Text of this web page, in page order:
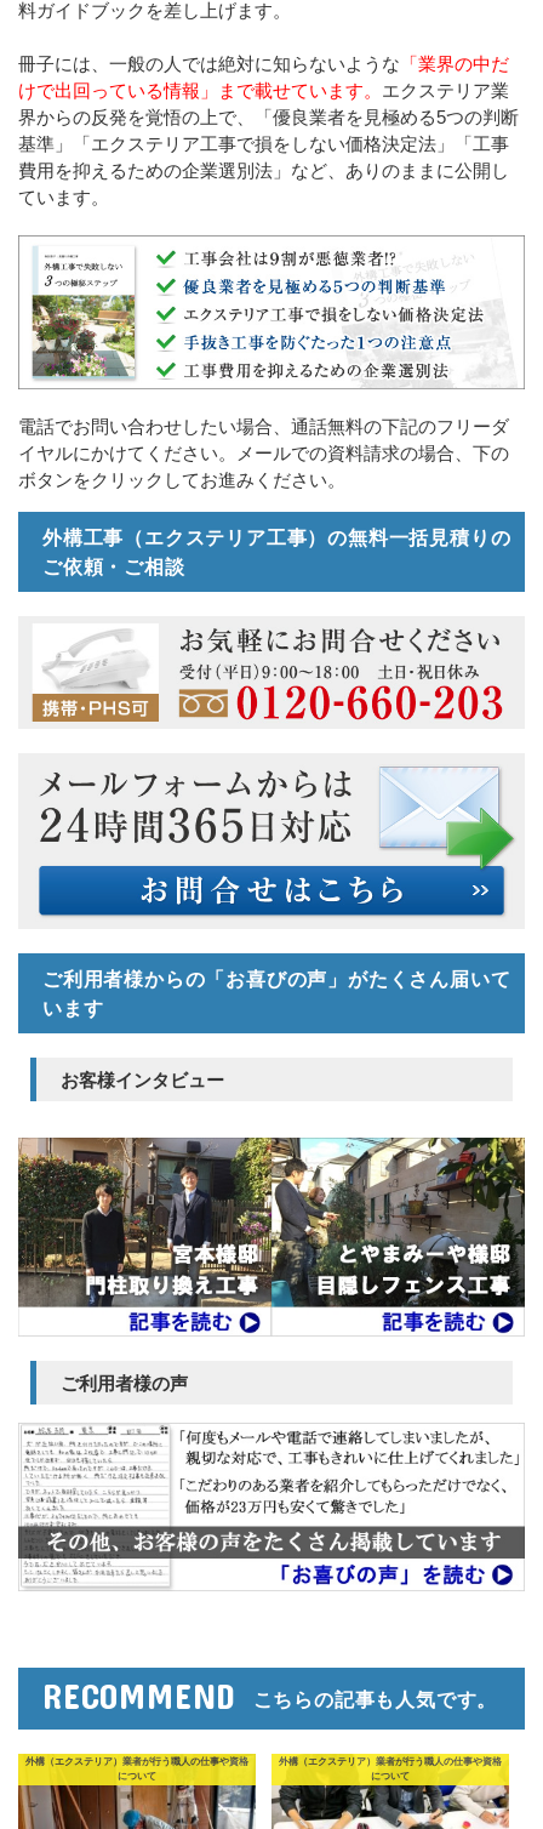
料ガイドブックを差し上げます。
冊子には、一般の人では絶対に知らないような 「業界の中だ
けで出回っている情報」まで載せています。 エクステリア業
界からの反発を覚悟の上で、「優良業者を見極める5つの判断
基準」「エクステリア工事で損をしない価格決定法」「工事
費用を抑えるための企業選別法」など、ありのままに公開し
ています。
電話でお問い合わせしたい場合、通話無料の下記のフリーダ
イヤルにかけてください。メールでの資料請求の場合、下の
ボタンをクリックしてお進みください。
外構工事（エクステリア工事）の無料一括見積りの
ご依頼・ご相談
ご利用者様からの「お喜びの声」がたくさん届いて
います
お客様インタビュー
ご利用者様の声
RECOMMEND こちらの記事も人気です。
外構（エクステリア）業者が行う職人の仕事や資格
について
外構（エクステリア）業者が行う職人の仕事や資格
について